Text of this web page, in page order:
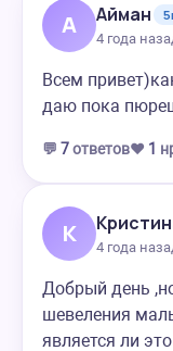
А Айман
4 года
Всем
даю пока
💬 7ответов❤️ 1
К
4 года
Добрый день
шевеления
является ли